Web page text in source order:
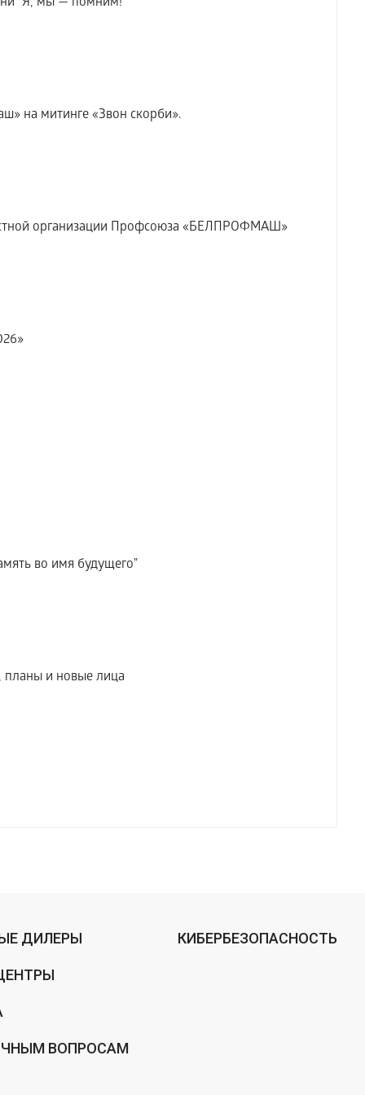
на митинге «Звон скорби».
организации Профсоюза «БЕЛПРОФМАШ»
во имя будущего"
планы и новые лица
ДИЛЕРЫ
ВОПРОСАМ
КИБЕРБЕЗОПАСНОСТЬ